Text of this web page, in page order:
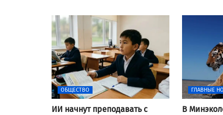
ОБЩЕСТВО
ИИ начнут преподавать с
ГЛАВНЫЕ
В